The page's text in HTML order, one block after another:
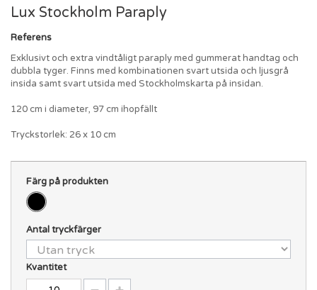
Lux Stockholm Paraply
Referens
Exklusivt och extra vindtåligt paraply med gummerat handtag och
dubbla tyger. Finns med kombinationen svart utsida och ljusgrå
insida samt svart utsida med Stockholmskarta på insidan.
120 cm i diameter, 97 cm ihopfällt
Tryckstorlek: 26 x 10 cm
Färg på produkten
Antal tryckfärger
Kvantitet